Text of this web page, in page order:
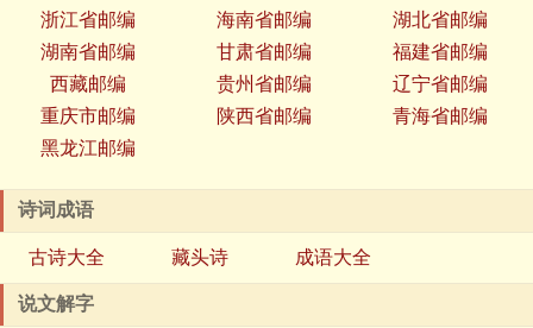
浙江省邮编
海南省邮编
湖北省邮编
湖南省邮编
甘肃省邮编
福建省邮编
西藏邮编
贵州省邮编
辽宁省邮编
重庆市邮编
陕西省邮编
青海省邮编
黑龙江邮编
诗词成语
古诗大全 藏头诗 成语大全
说文解字